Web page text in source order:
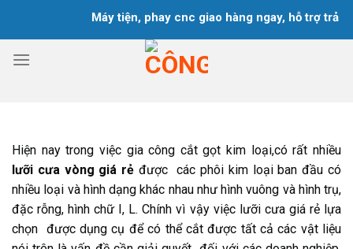
dung
Máy tiện, phay cnc giao hàng ngay, hỗ trợ trả góp
Hiện nay trong việc gia công cắt gọt kim loại,có rất nhiều
lưỡi cưa vòng giá rẻ được các phôi kim loại ban đầu có
nhiều loại và hình dạng khác nhau như hình vuông và hình trụ,
đặc rỗng, hình chữ I, L. Chính vì vậy việc lưỡi cưa giá rẻ lựa
chọn được dụng cụ để có thể cắt được tất cả các vật liệu